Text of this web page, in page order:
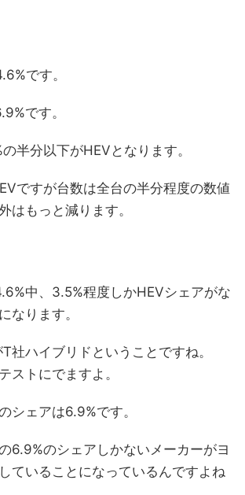
です。
です。
半分以下がHEVとなります。
ですが台数は全台の半分程度の数値
はもっと減ります。
中、3.5%程度しかHEVシェアがな
なります。
社ハイブリドということですね。
トにでますよ。
シェアは6.9%です。
6.9%のシェアしかないメーカーがヨ
ていることになっているんですよね